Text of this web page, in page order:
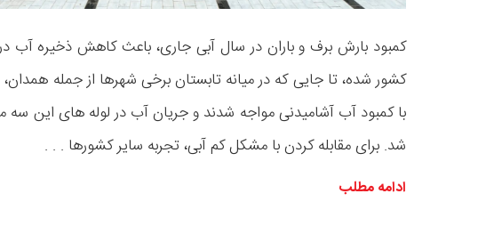
کمبود بارش برف و باران در سال آبی جاری، باعث کاهش ذخیره
کشور شده، تا جایی که در میانه تابستان برخی شهرها از جمله همدان،
با کمبود آب آشامیدنی مواجه شدند و جریان آب در لوله های این سه
شد. برای مقابله کردن با مشکل کم آبی، تجربه سایر کشورها . . .
ادامه مطلب